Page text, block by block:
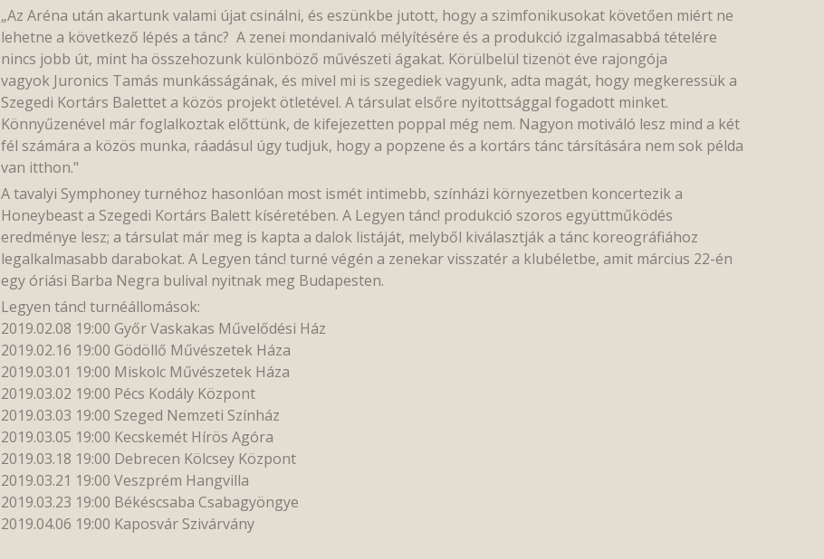
„Az Aréna után akartunk valami újat csinálni, és eszünkbe jutott, hogy a szimfonikusokat követően miért ne
lehetne a következő lépés a tánc? A zenei mondanivaló mélyítésére és a produkció izgalmasabbá tételére
nincs jobb út, mint ha összehozunk különböző művészeti ágakat. Körülbelül tizenöt éve rajongója
vagyok Juronics Tamás munkásságának, és mivel mi is szegediek vagyunk, adta magát, hogy megkeressük a
Szegedi Kortárs Balettet a közös projekt ötletével. A társulat elsőre nyitottsággal fogadott minket.
Könnyűzenével már foglalkoztak előttünk, de kifejezetten poppal még nem. Nagyon motiváló lesz mind a két
fél számára a közös munka, ráadásul úgy tudjuk, hogy a popzene és a kortárs tánc társítására nem sok példa
van itthon."
A tavalyi Symphoney turnéhoz hasonlóan most ismét intimebb, színházi környezetben koncertezik a
Honeybeast a Szegedi Kortárs Balett kíséretében. A Legyen tánc! produkció szoros együttműködés
eredménye lesz; a társulat már meg is kapta a dalok listáját, melyből kiválasztják a tánc koreográfiához
legalkalmasabb darabokat. A Legyen tánc! turné végén a zenekar visszatér a klubéletbe, amit március 22-én
egy óriási Barba Negra bulival nyitnak meg Budapesten.
Legyen tánc! turnéállomások:
2019.02.08 19:00 Győr Vaskakas Művelődési Ház
2019.02.16 19:00 Gödöllő Művészetek Háza
2019.03.01 19:00 Miskolc Művészetek Háza
2019.03.02 19:00 Pécs Kodály Központ
2019.03.03 19:00 Szeged Nemzeti Színház
2019.03.05 19:00 Kecskemét Hírös Agóra
2019.03.18 19:00 Debrecen Kölcsey Központ
2019.03.21 19:00 Veszprém Hangvilla
2019.03.23 19:00 Békéscsaba Csabagyöngye
2019.04.06 19:00 Kaposvár Szivárvány